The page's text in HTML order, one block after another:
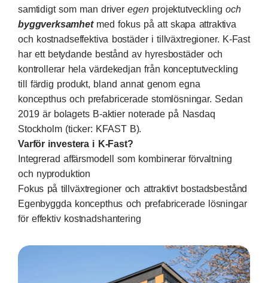
samtidigt som man driveregen projektutveckling och
byggverksamhetmed fokus på att skapa attraktiva
och kostnadseffektiva bostäder i tillväxtregioner. K‑Fast
har ett betydande bestånd av hyresbostäder och
kontrollerar hela värdekedjan från konceptutveckling
till färdig produkt, bland annat genom egna
koncepthus och prefabricerade stomlösningar. Sedan
2019 är bolagets B‑aktier noterade på Nasdaq
Stockholm (ticker: KFAST B).
Varför investera i K‑Fast?
Integrerad affärsmodell som kombinerar förvaltning
och nyproduktion
Fokus på tillväxtregioner och attraktivt bostadsbestånd
Egenbyggda koncepthus och prefabricerade lösningar
för effektiv kostnadshantering